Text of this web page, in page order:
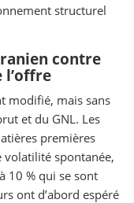
structurel
contre
modifié, mais sans
et du GNL. Les
premières
volatilité spontanée,
10 % qui se sont
ont d’abord espéré